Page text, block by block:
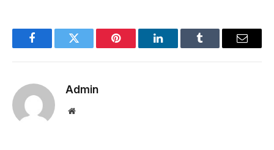
FacebookTwitter Pinterest LinkedInTumblr Email
Admin
Website